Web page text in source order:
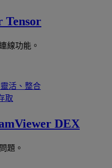
Tensor
線功能。
活、整合
取
DEX
題。